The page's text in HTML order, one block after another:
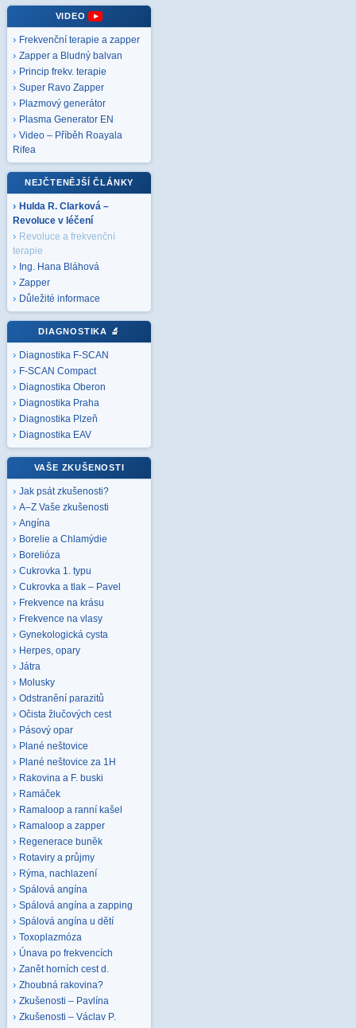
VIDEO
Frekvenční terapie a zapper
Zapper a Bludný balvan
Princip frekv. terapie
Super Ravo Zapper
Plazmový generátor
Plasma Generator EN
Video – Příběh Roayala
Rifea
NEJČTENĚJŠÍ ČLÁNKY
Hulda R. Clarková –
Revoluce v léčení
Revoluce a frekvenční
terapie
Ing. Hana Bláhová
Zapper
Důležité informace
DIAGNOSTIKA 🔬
Diagnostika F-SCAN
F-SCAN Compact
Diagnostika Oberon
Diagnostika Praha
Diagnostika Plzeň
Diagnostika EAV
VAŠE ZKUŠENOSTI
Jak psát zkušenosti?
A–Z Vaše zkušenosti
Angína
Borelie a Chlamýdie
Borelióza
Cukrovka 1. typu
Cukrovka a tlak – Pavel
Frekvence na krásu
Frekvence na vlasy
Gynekologická cysta
Herpes, opary
Játra
Molusky
Odstranění parazitů
Očista žlučových cest
Pásový opar
Plané neštovice
Plané neštovice za 1H
Rakovina a F. buski
Ramáček
Ramaloop a ranní kašel
Ramaloop a zapper
Regenerace buněk
Rotaviry a průjmy
Rýma, nachlazení
Spálová angína
Spálová angína a zapping
Spálová angína u dětí
Toxoplazmóza
Únava po frekvencích
Zanět horních cest d.
Zhoubná rakovina?
Zkušenosti – Pavlína
Zkušenosti – Václav P.